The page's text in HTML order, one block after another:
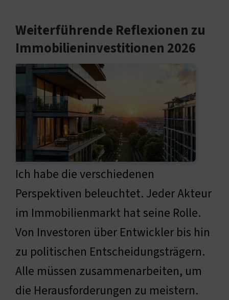
Weiterführende Reflexionen zu
Immobilieninvestitionen 2026
Ich habe die verschiedenen
Perspektiven beleuchtet. Jeder Akteur
im Immobilienmarkt hat seine Rolle.
Von Investoren über Entwickler bis hin
zu politischen Entscheidungsträgern.
Alle müssen zusammenarbeiten, um
die Herausforderungen zu meistern.